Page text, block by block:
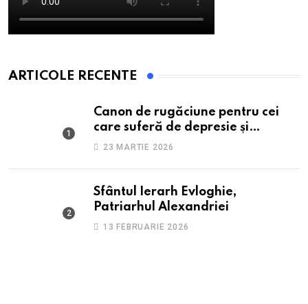
ARTICOLE RECENTE
Canon de rugăciune pentru cei
care suferă de depresie și
anxietate
23 MARTIE 2026
Sfântul Ierarh Evloghie,
Patriarhul Alexandriei
13 FEBRUARIE 2026